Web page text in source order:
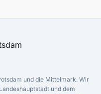
und die Mittelmark. Wir
und dem